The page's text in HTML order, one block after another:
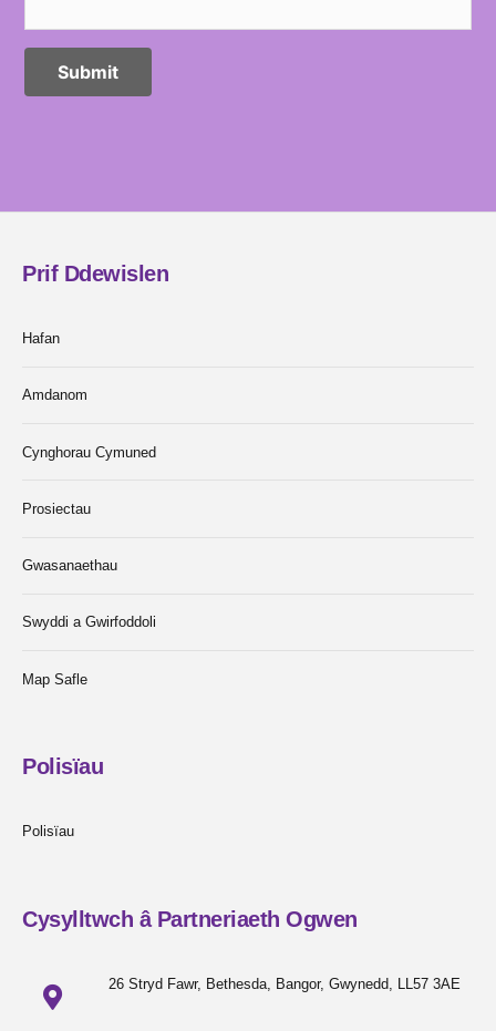
Prif Ddewislen
Hafan
Amdanom
Cynghorau Cymuned
Prosiectau
Gwasanaethau
Swyddi a Gwirfoddoli
Map Safle
Polisïau
Polisïau
Cysylltwch â Partneriaeth Ogwen
26 Stryd Fawr, Bethesda, Bangor, Gwynedd, LL57 3AE